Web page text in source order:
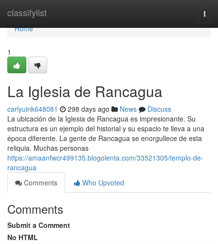
classifylist
Home
Home
1
La Iglesia de Rancagua
carlyuink648081 298 days ago News
Discuss
La ubicación de la Iglesia de Rancagua es impresionante. Su
estructura es un ejemplo del historial y su espacio te lleva a una
época diferente. La gente de Rancagua se enorgullece de esta
reliquia. Muchas personas
https://amaanfwcr499135.blogolenta.com/33521305/templo-de-
rancagua
Comments
Who Upvoted
Comments
Submit a Comment
No HTML